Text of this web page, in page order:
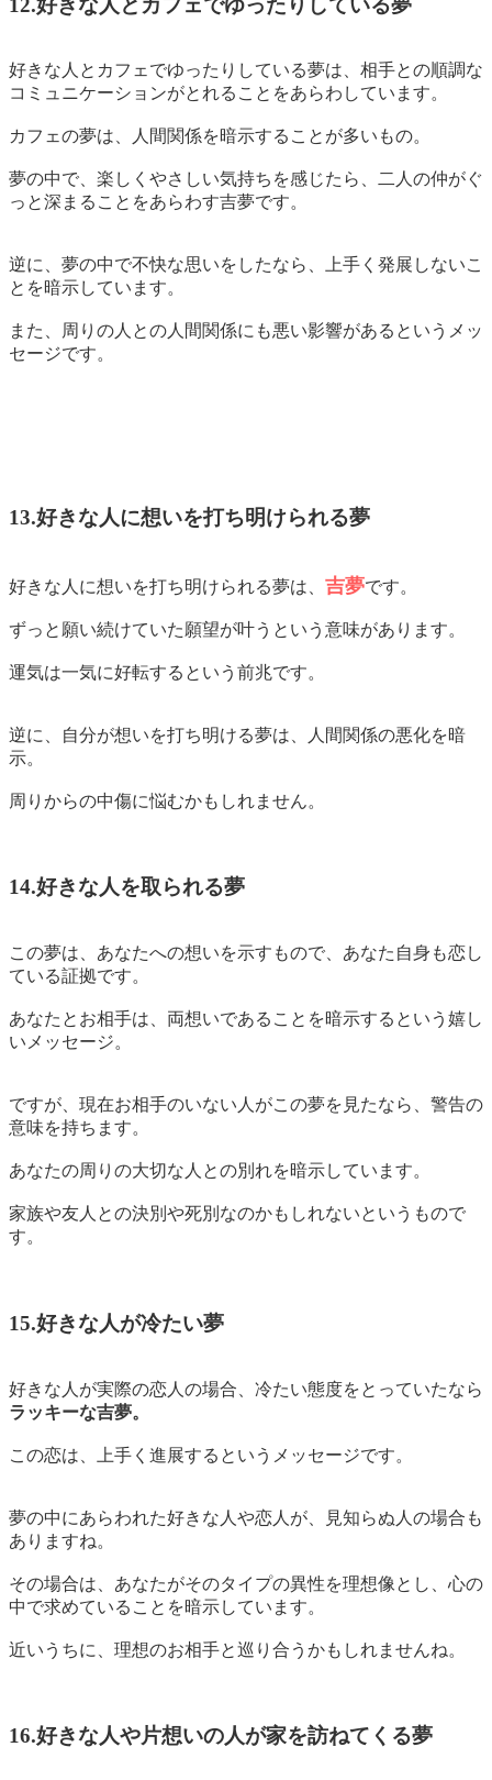
好きな人とカフェでゆったりしている夢は、相手との順調な
コミュニケーションがとれる ことをあらわしています。
カフェの夢は、人間関係を暗示することが多いもの。
夢の中で、楽しくやさしい気持ちを感じたら、
二人の仲がぐ
っと深まることをあらわす吉夢です。
逆に、夢の中で不快な思いをしたなら、上手く発展しないこ
とを暗示しています。
また、周りの人との人間関係にも悪い影響があるというメッ
セージです。
13.好きな人に想いを打ち明けられる夢
好きな人に想いを打ち明けられる夢は、 吉夢です。
ずっと願い続けていた願望が叶うという意味があります。
運気は一気に好転するという前兆です。
逆に、自分が想いを打ち明ける夢は、人間関係の悪化を暗
示。
周りからの中傷に悩むかもしれません。
14.好きな人を取られる夢
この夢は、あなたへの想いを示すもので、あなた自身も恋し
ている証拠です。
あなたとお相手は、 両想いであることを暗示するという嬉し
いメッセージ。
ですが、現在お相手のいない人がこの夢を見たなら、警告の
意味を持ちます。
あなたの周りの大切な人との別れを暗示しています。
家族や友人との決別や死別なのかもしれないというもので
す。
15.好きな人が冷たい夢
好きな人が実際の恋人の場合、冷たい態度をとっていたなら
ラッキーな吉夢。
この恋は、上手く進展するというメッセージです。
夢の中にあらわれた好きな人や恋人が、見知らぬ人の場合も
ありますね。
その場合は、あなたがそのタイプの異性を理想像とし、 心の
中で求めていることを暗示しています。
近いうちに、理想のお相手と巡り合うかもしれませんね。
16.好きな人や片想いの人が家を訪ねてくる夢